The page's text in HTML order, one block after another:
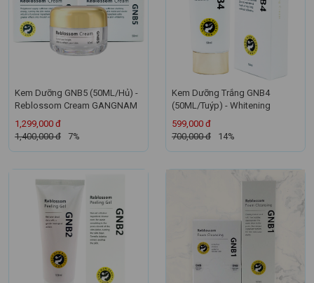
Kem Dưỡng GNB5 (50ML/Hủ) -
Reblossom Cream GANGNAM
1,299,000 đ
1,400,000 đ
7%
Kem Dưỡng Trắng GNB4
(50ML/Tuýp) - Whitening
599,000 đ
700,000 đ
14%